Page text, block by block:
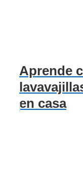
Aprende
en casa